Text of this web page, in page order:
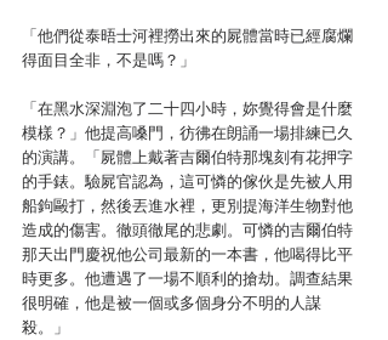
「他們從泰晤士河裡撈出來的屍體當時已經腐爛
得面目全非，不是嗎？」
「在黑水深淵泡了二十四小時，妳覺得會是什麼
模樣？」他提高嗓門，彷彿在朗誦一場排練已久
的演講。「屍體上戴著吉爾伯特那塊刻有花押字
的手錶。驗屍官認為，這可憐的傢伙是先被人用
船鉤毆打，然後丟進水裡，更別提海洋生物對他
造成的傷害。徹頭徹尾的悲劇。可憐的吉爾伯特
那天出門慶祝他公司最新的一本書，他喝得比平
時更多。他遭遇了一場不順利的搶劫。調查結果
很明確，他是被一個或多個身分不明的人謀
殺。」